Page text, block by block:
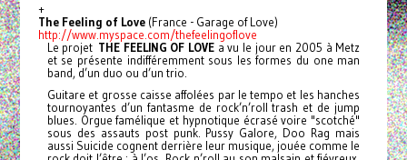
+
The Feeling of Love(France - Garage of Love)
http://www.myspace.com/thefeelingoflove
Le projet THE FEELING OF LOVE a vu le jour en 2005 à Metz
et se présente indifféremment sous les formes du one man
band, d’un duo ou d’un trio.
Guitare et grosse caisse affolées par le tempo et les hanches
tournoyantes d’un fantasme de rock’n’roll trash et de jump
blues. Orgue famélique et hypnotique écrasé voire "scotché"
sous des assauts post punk. Pussy Galore, Doo Rag mais
aussi Suicide cognent derrière leur musique, jouée comme le